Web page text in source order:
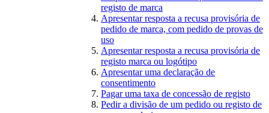
registo de marca
Apresentar resposta a recusa provisória de
pedido de marca, com pedido de provas de
uso
Apresentar resposta a recusa provisória de
registo marca ou logótipo
Apresentar uma declaração de
consentimento
Pagar uma taxa de concessão de registo
Pedir a divisão de um pedido ou registo de